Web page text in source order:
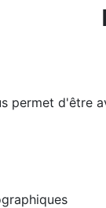
permet d'être